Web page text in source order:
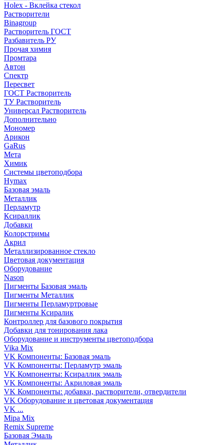
Holex - Вклейка стекол
Растворители
Binagroup
Растворитель ГОСТ
Разбавитель РУ
Прочая химия
Промтара
Автон
Спектр
Пересвет
ГОСТ Растворитель
ТУ Растворитель
Универсал Растворитель
Дополнительно
Мономер
Арикон
GaRus
Мета
Химик
Системы цветоподбора
Hymax
Базовая эмаль
Металлик
Перламутр
Ксираллик
Добавки
Колорстримы
Акрил
Металлизированное стекло
Цветовая документация
Оборудование
Nason
Пигменты Базовая эмаль
Пигменты Металлик
Пигменты Перламуртровые
Пигменты Ксиралик
Контроллер для базового покрытия
Добавки для тонирования лака
Оборудование и инструменты цветоподбора
Vika Mix
VK Компоненты: Базовая эмаль
VK Компоненты: Перламутр эмаль
VK Компоненты: Ксираллик эмаль
VK Компоненты: Акриловая эмаль
VK Компоненты: добавки, растворители, отвердители
VK Оборудование и цветовая документация
VK ...
Mipa Mix
Remix Supreme
Базовая Эмаль